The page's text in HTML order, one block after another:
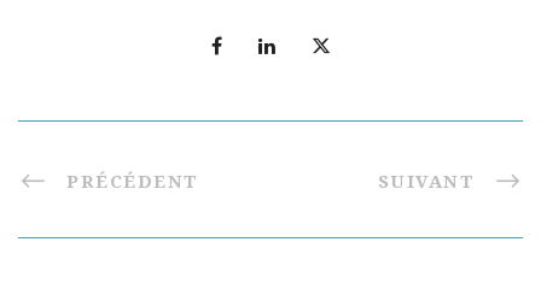
PRÉCÉDENT SUIVANT